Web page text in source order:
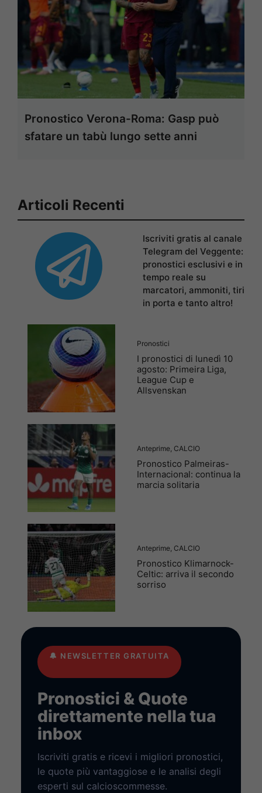
Pronostico Verona-Roma: Gasp può
sfatare un tabù lungo sette anni
Articoli Recenti
Iscriviti gratis al canale
Telegram del Veggente:
pronostici esclusivi e in
tempo reale su
marcatori, ammoniti, tiri
in porta e tanto altro!
Pronostici
I pronostici di lunedì 10
agosto: Primeira Liga,
League Cup e
Allsvenskan
Anteprime CALCIO
Pronostico Palmeiras-
Internacional: continua la
marcia solitaria
Anteprime CALCIO
Pronostico Klimarnock-
Celtic: arriva il secondo
sorriso
🔔 NEWSLETTER GRATUITA
Pronostici & Quote
direttamente nella tua
inbox
Iscriviti gratis e ricevi i migliori pronostici,
le quote più vantaggiose e le analisi degli
esperti sul calcioscommesse.